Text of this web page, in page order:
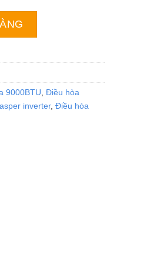
chiều inverter số lượng
9000BTU Điều hòa
inverter, Điều hòa